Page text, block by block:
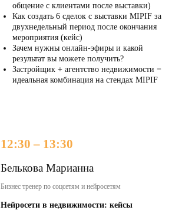
общение с клиентами после выставки)
Как создать 6 сделок с выставки MIPIF за
двухнедельный период после окончания
мероприятия (кейс)
Зачем нужны онлайн-эфиры и какой
результат вы можете получить?
Застройщик + агентство недвижимости =
идеальная комбинация на стендах MIPIF
12:30 – 13:30
Белькова Марианна
Бизнес тренер по соцсетям и нейросетям
Нейросети в недвижимости: кейсы